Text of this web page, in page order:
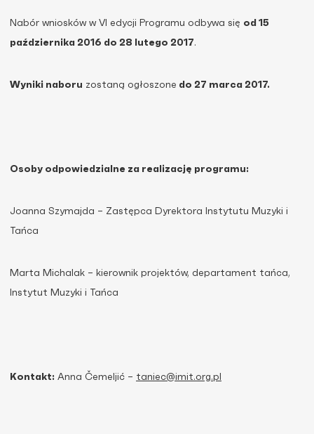
Nabór wniosków w VI edycji Programu odbywa się od 15
października 2016 do 28 lutego 2017.
Wyniki naboru zostaną ogłoszone do 27 marca 2017.
Osoby odpowiedzialne za realizację programu:
Joanna Szymajda – Zastępca Dyrektora Instytutu Muzyki i
Tańca
Marta Michalak – kierownik projektów, departament tańca,
Instytut Muzyki i Tańca
Kontakt: Anna Čemeljić – taniec@imit.org.pl